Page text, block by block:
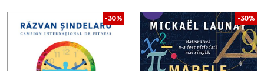
-30% -30%